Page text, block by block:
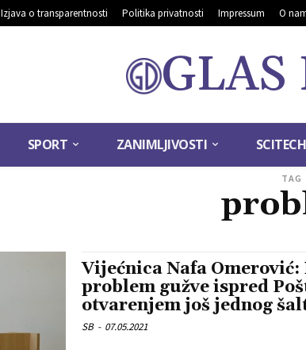
Izjava o transparentnosti Politika privatnosti Impressum O
SPORT ZANIMLJIVOSTI SCITECH
TAG
Vijećnica Nafa
problem gužve ispred
otvarenjem još jednog
SB - 07.05.2021